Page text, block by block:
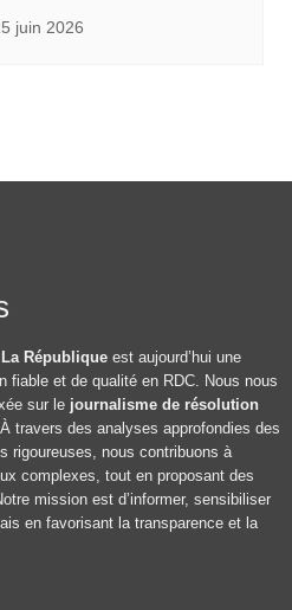
juin 2026
La République est aujourd’hui une
fiable et de qualité en RDC. Nous nous
sur le journalisme de résolution
travers des analyses approfondies des
rigoureuses, nous contribuons à
complexes, tout en proposant des
mission est d’informer, sensibiliser
en favorisant la transparence et la